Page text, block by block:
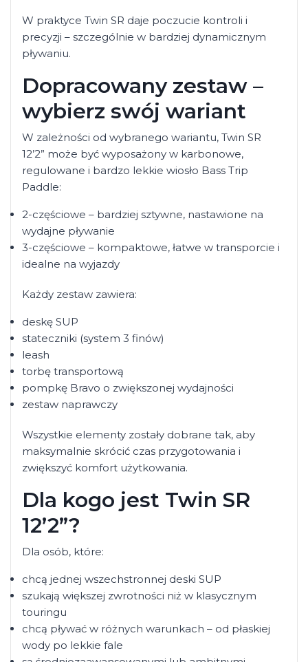
W praktyce Twin SR daje poczucie kontroli i
precyzji – szczególnie w bardziej dynamicznym
pływaniu.
Dopracowany zestaw –
wybierz swój wariant
W zależności od wybranego wariantu, Twin SR
12’2” może być wyposażony w karbonowe,
regulowane i bardzo lekkie wiosło Bass Trip
Paddle:
2-częściowe – bardziej sztywne, nastawione na
wydajne pływanie
3-częściowe – kompaktowe, łatwe w transporcie i
idealne na wyjazdy
Każdy zestaw zawiera:
deskę SUP
stateczniki (system 3 finów)
leash
torbę transportową
pompkę Bravo o zwiększonej wydajności
zestaw naprawczy
Wszystkie elementy zostały dobrane tak, aby
maksymalnie skrócić czas przygotowania i
zwiększyć komfort użytkowania.
Dla kogo jest Twin SR
12’2”?
Dla osób, które:
chcą jednej wszechstronnej deski SUP
szukają większej zwrotności niż w klasycznym
touringu
chcą pływać w różnych warunkach – od płaskiej
wody po lekkie fale